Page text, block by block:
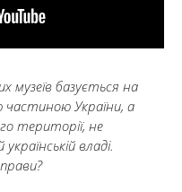
музеїв базується на
України, а
території, не
владі.